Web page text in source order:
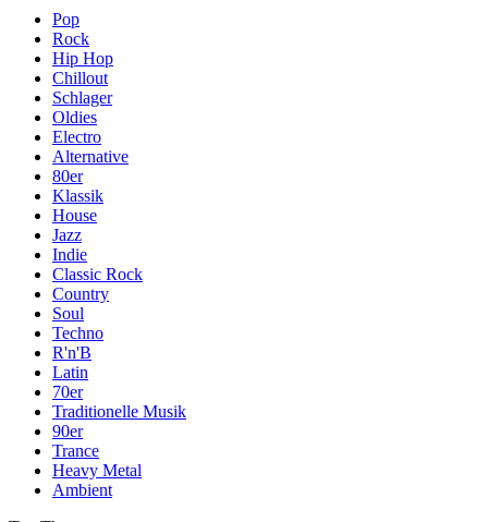
Pop
Rock
Hip Hop
Chillout
Schlager
Oldies
Electro
Alternative
80er
Klassik
House
Jazz
Indie
Classic Rock
Country
Soul
Techno
R'n'B
Latin
70er
Traditionelle Musik
90er
Trance
Heavy Metal
Ambient